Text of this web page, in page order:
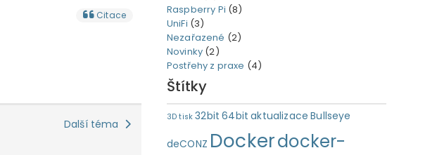
Citace
Další téma
Raspberry Pi (8)
UniFi (3)
Nezařazené (2)
Novinky (2)
Postřehy z praxe (4)
Štítky
3D tisk 32bit 64bit aktualizace Bullseye
deCONZ Dockerdocker-